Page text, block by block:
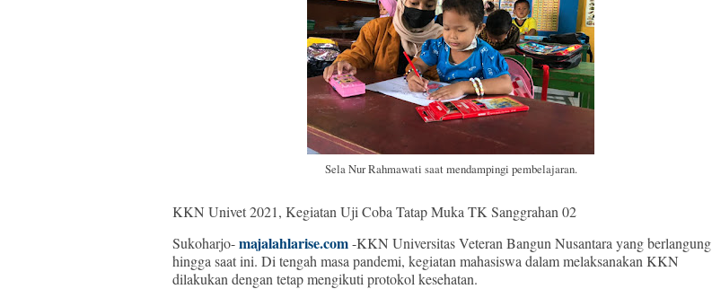
Sela Nur Rahmawati saat mendampingi pembelajaran.
KKN Univet 2021, Kegiatan Uji Coba Tatap Muka TK Sanggrahan 02
Sukoharjo-majalahlarise.com-KKN Universitas Veteran Bangun Nusantara yang berlangung
hingga saat ini. Di tengah masa pandemi, kegiatan mahasiswa dalam melaksanakan KKN
dilakukan dengan tetap mengikuti protokol kesehatan.